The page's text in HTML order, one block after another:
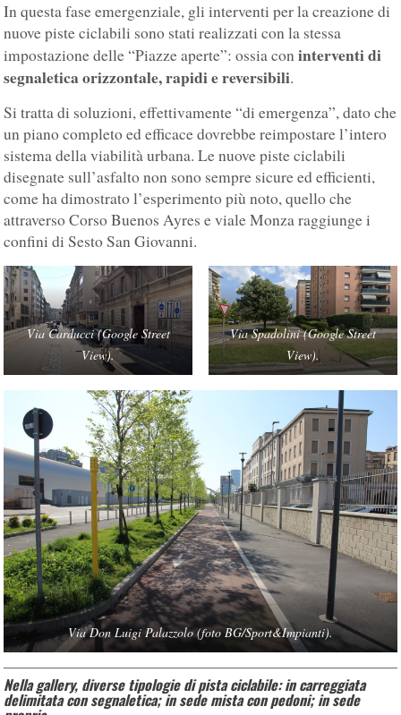
In questa fase emergenziale, gli interventi per la creazione di
nuove piste ciclabili sono stati realizzati con la stessa
impostazione delle “Piazze aperte”: ossia coninterventi di
segnaletica orizzontale, rapidi e reversibili.
Si tratta di soluzioni, effettivamente “di emergenza”, dato che
un piano completo ed efficace dovrebbe reimpostare l’intero
sistema della viabilità urbana. Le nuove piste ciclabili
disegnate sull’asfalto non sono sempre sicure ed efficienti,
come ha dimostrato l’esperimento più noto, quello che
attraverso Corso Buenos Ayres e viale Monza raggiunge i
confini di Sesto San Giovanni.
Via Carducci (Google Street
View).
Via Spadolini (Google Street
View).
Via Don Luigi Palazzolo (foto BG/Sport&Impianti).
Nella gallery, diverse tipologie di pista ciclabile: in carreggiata
delimitata con segnaletica; in sede mista con pedoni; in sede